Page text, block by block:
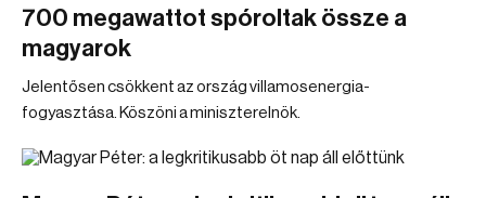
700 megawattot spóroltak össze a
magyarok
Jelentősen csökkent az ország villamosenergia-
fogyasztása. Köszöni a miniszterelnök.